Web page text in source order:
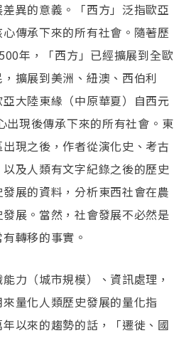
異的意義。「西方」泛指歐亞
傳承下來的所有社會。隨著歷
年，「西方」已經擴展到全歐
擴展到美洲、紐澳、西伯利
大陸東緣（中原華夏）自西元
出現後傳承下來的所有社會。東
現之後，作者從演化史、考古
及人類有文字紀錄之後的歷史
展的資料，分析東西社會在農
展。當然，社會發展不必然是
轉移的事實。
力（城市規模）、資訊處理，
量化人類歷史發展的量化指
以來的趨勢的話，「遷徙、國